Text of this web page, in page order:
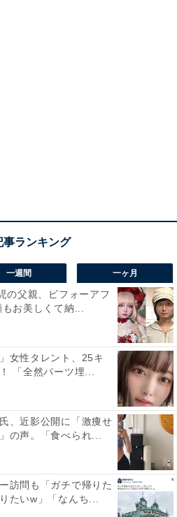
一週間 一ヶ月
の父親、ビフォーアフ
お美しくて納...
女性タレント、25キ
「全然パーツ埋...
、近影公開に「激痩せ
の声。「食べられ...
訪問も「ガチで帰りた
たいw」「なんち...